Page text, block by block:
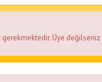
Üye